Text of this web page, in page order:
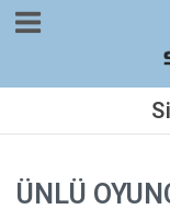
ÜNLÜ